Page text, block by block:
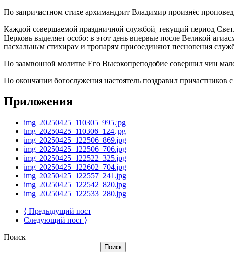
По запричастном стихе архимандрит Владимир произнёс
Каждой совершаемой праздничной службой, текущий период
Церковь выделяет особо: в этот день впервые после Великой
пасхальным стихирам и тропарям присоединяют песнопения
По заамвонной молитве Его Высокопреподобие совершил чин
По окончании богослужения настоятель поздравил
Приложения
img_20250425_110305_995.jpg
img_20250425_110306_124.jpg
img_20250425_122506_869.jpg
img_20250425_122506_706.jpg
img_20250425_122522_325.jpg
img_20250425_122602_704.jpg
img_20250425_122557_241.jpg
img_20250425_122542_820.jpg
img_20250425_122533_280.jpg
⟨ Предыдущий пост
Следующий пост ⟩
Поиск
Поиск